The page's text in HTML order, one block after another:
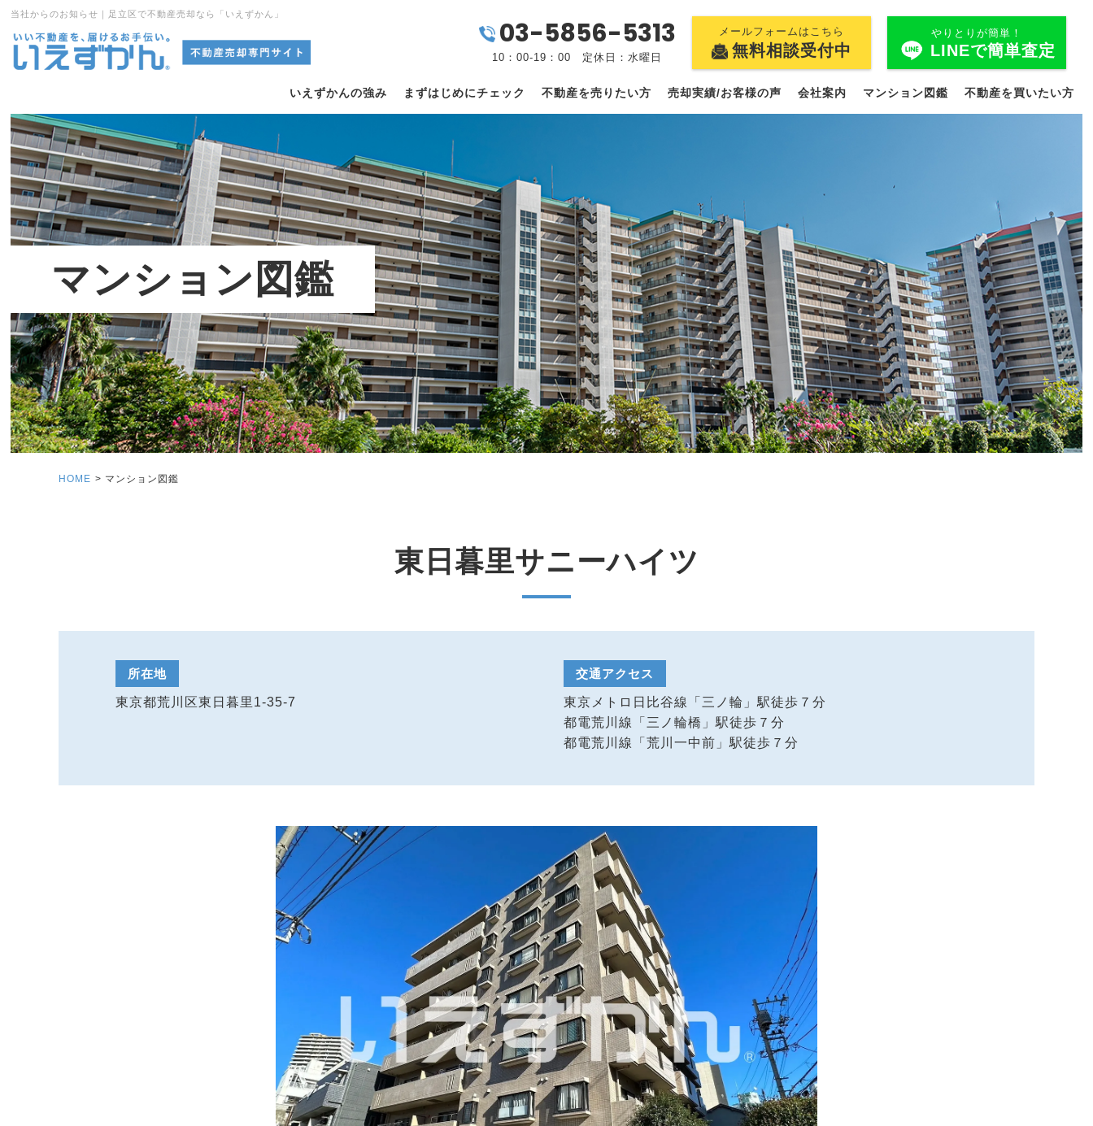
当社からのお知らせ｜足立区で不動産売却なら「いえずかん」
03-5856-5313
10：00-19：00 定休日：水曜日
メールフォームはこちら
無料相談受付中
やりとりが簡単！
LINEで簡単査定
いえずかんの強み まずはじめにチェック 不動産を売りたい方 売却実績/お客様の声 会社案内 マンション図鑑 不動産を買いたい方
マンション図鑑
HOME マンション図鑑
東日暮里サニーハイツ
所在地
東京都荒川区東日暮里1-35-7
交通アクセス
東京メトロ日比谷線「三ノ輪」駅徒歩７分
都電荒川線「三ノ輪橋」駅徒歩７分
都電荒川線「荒川一中前」駅徒歩７分